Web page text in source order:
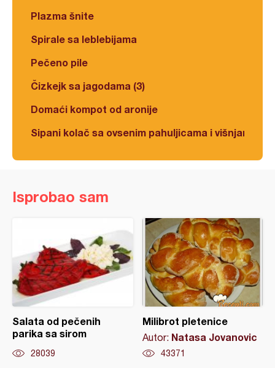
Plazma šnite
Spirale sa leblebijama
Pečeno pile
Čizkejk sa jagodama (3)
Domaći kompot od aronije
Sipani kolač sa ovsenim pahuljicama i višnjama
Isprobao sam
Salata od pečenih
parika sa sirom
28039
Milibrot pletenice
Autor: Natasa Jovanovic
43371